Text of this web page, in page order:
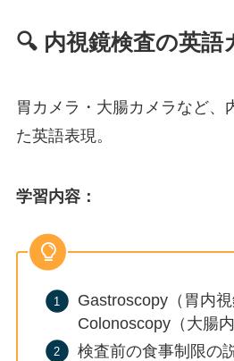
🔍 内視鏡検査の英語
胃カメラ・大腸カメラなど、
た英語表現。
学習内容：
Gastroscopy（胃内視
Colonoscopy（大腸
検査前の食事制限の